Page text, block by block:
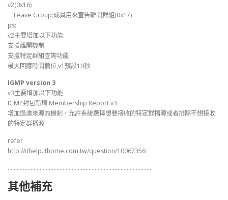
v2(0x16)
Leave Group:成員用來宣告離開群組(0x17)
ps:
v2主要增加以下功能:
支援離開機制
支援特定群組查詢功能
最大回應時間欄位,v1預設10秒
IGMP version 3
v3主要增加以下功能
IGMP封包新增 Membership Report v3
增加過濾來源的機制，允許系統選擇想要接收的特定群播源或者排除不想接收
的特定群播源
refer
http://ithelp.ithome.com.tw/question/10067356
………………………………………………………………………………….
其他補充